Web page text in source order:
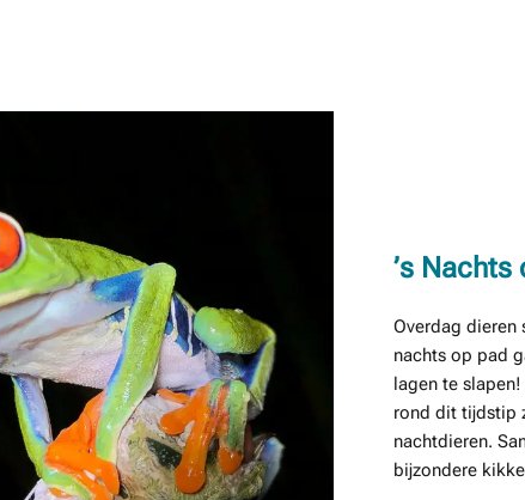
’s
Overdag dieren
nachts op pad
lagen te
rond dit tijdstip
nachtdieren.
bijzondere